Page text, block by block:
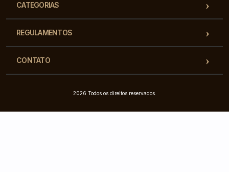
CATEGORIAS
REGULAMENTOS
CONTATO
2026 Todos os direitos reservados.